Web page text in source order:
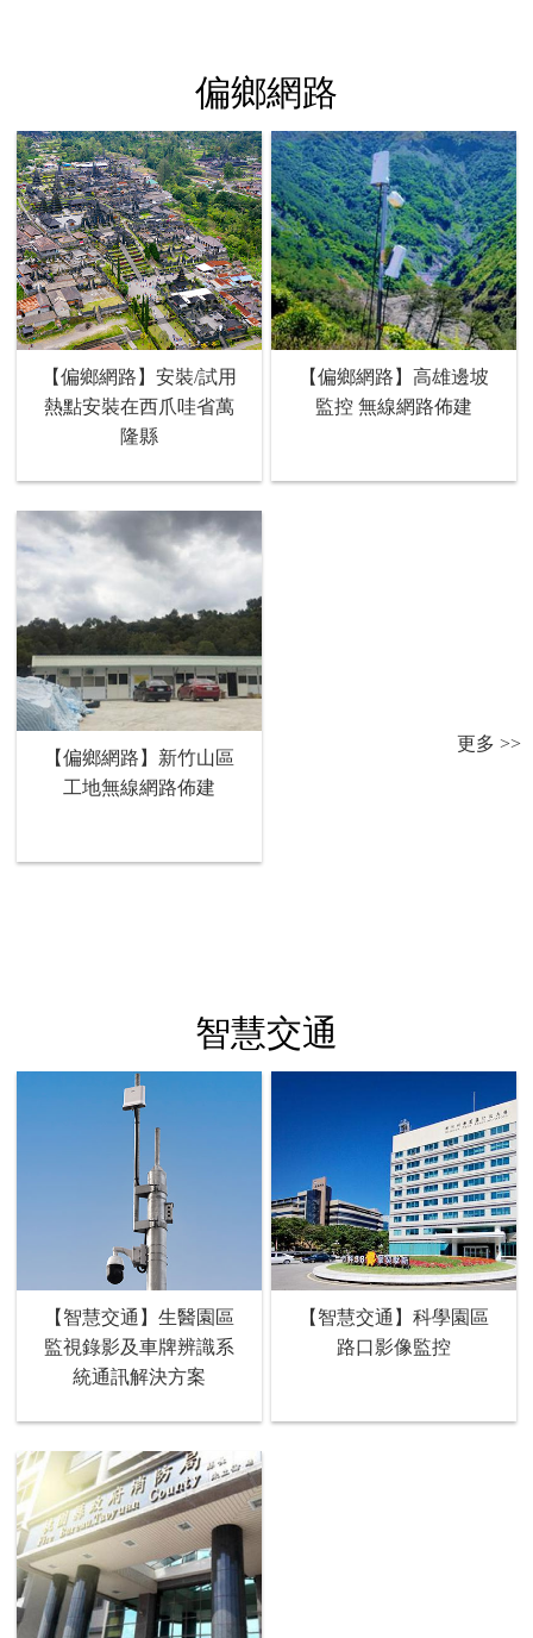
偏鄉網路
【偏鄉網路】安裝/試用
熱點安裝在西爪哇省萬
隆縣
【偏鄉網路】高雄邊坡
監控 無線網路佈建
【偏鄉網路】新竹山區
工地無線網路佈建
更多 >>
智慧交通
【智慧交通】生醫園區
監視錄影及車牌辨識系
統通訊解決方案
【智慧交通】科學園區
路口影像監控